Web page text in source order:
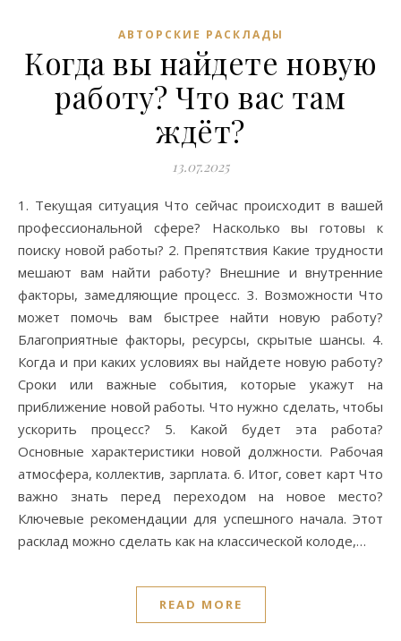
АВТОРСКИЕ РАСКЛАДЫ
Когда вы найдете новую
работу? Что вас там
ждёт?
13.07.2025
1. Текущая ситуация Что сейчас происходит в вашей
профессиональной сфере? Насколько вы готовы к
поиску новой работы? 2. Препятствия Какие трудности
мешают вам найти работу? Внешние и внутренние
факторы, замедляющие процесс. 3. Возможности Что
может помочь вам быстрее найти новую работу?
Благоприятные факторы, ресурсы, скрытые шансы. 4.
Когда и при каких условиях вы найдете новую работу?
Сроки или важные события, которые укажут на
приближение новой работы. Что нужно сделать, чтобы
ускорить процесс? 5. Какой будет эта работа?
Основные характеристики новой должности. Рабочая
атмосфера, коллектив, зарплата. 6. Итог, совет карт Что
важно знать перед переходом на новое место?
Ключевые рекомендации для успешного начала. Этот
расклад можно сделать как на классической колоде,…
READ MORE